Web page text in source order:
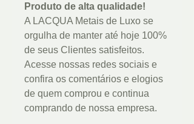
Produto de alta qualidade!
A LACQUA Metais de Luxo se
orgulha de manter até hoje 100%
de seus Clientes satisfeitos.
Acesse nossas redes sociais e
confira os comentários e elogios
de quem comprou e continua
comprando de nossa empresa.